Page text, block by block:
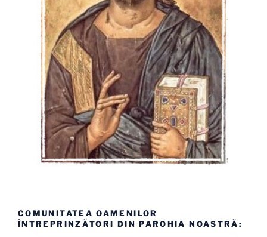
COMUNITATEA OAMENILOR
ÎNTREPRINZĂTORI DIN PAROHIA NOASTRĂ: